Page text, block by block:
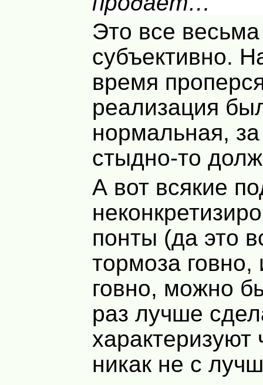
Это все весьма
субъективно.
время
реализация
нормальная, за
стыдно-то
А вот всякие
понты (да это
тормоза говно,
говно, можно
раз лучше
характеризуют
никак не с